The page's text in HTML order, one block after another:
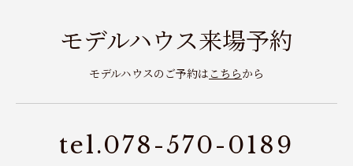
モデルハウス来場予約
モデルハウスのご予約は こちらから
tel.078-570-0189